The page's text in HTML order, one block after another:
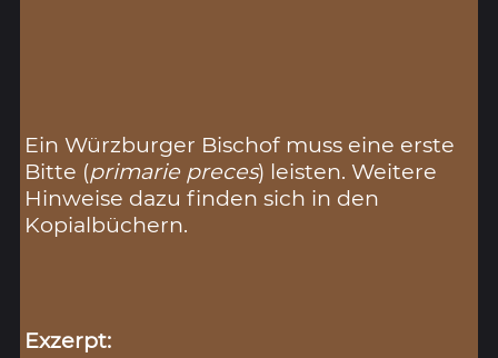
Ein Würzburger Bischof muss eine erste
Bitte (primarie preces) leisten. Weitere
Hinweise dazu finden sich in den
Kopialbüchern.
Exzerpt: